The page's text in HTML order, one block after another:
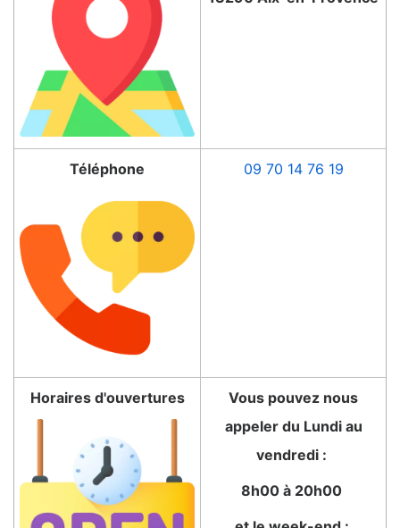
Téléphone 09 70 14 76 19
Horaires d'ouvertures
Vous pouvez nous
appeler du Lundi au
vendredi :
8h00 à 20h00